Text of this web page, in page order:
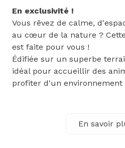
En exclusivité !
Vous rêvez de calme,
au cœur de la nature ?
est faite pour vous !
Édifiée sur un superbe
idéal pour accueillir des
profiter d'un environnement
conviviale avec cheminée,
baigné de lumière pouvant
En savoir